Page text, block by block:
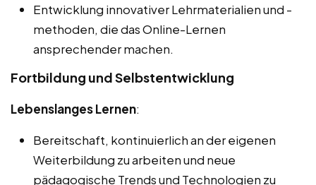
Entwicklung innovativer Lehrmaterialien und -
methoden, die das Online-Lernen
ansprechender machen.
Fortbildung und Selbstentwicklung
Lebenslanges Lernen:
Bereitschaft, kontinuierlich an der eigenen
Weiterbildung zu arbeiten und neue
pädagogische Trends und Technologien zu